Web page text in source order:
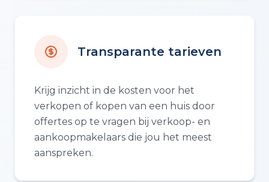
Transparante tarieven
Krijg inzicht in de kosten voor het
verkopen of kopen van een huis door
offertes op te vragen bij verkoop- en
aankoopmakelaars die jou het meest
aanspreken.